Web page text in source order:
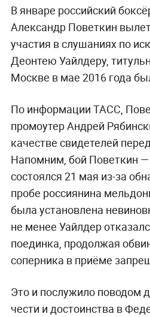
В январе российский
Александр Поветкин
участия в слушаниях по
Деонтею Уайлдеру,
Москве в мае 2016 года
По информации ТАСС,
промоутер Андрей
качестве свидетелей
Напомним, бой Поветкин —
состоялся 21 мая из-за
пробе россиянина
была установлена
не менее Уайлдер
поединка, продолжая
соперника в приёме
Это и послужило поводом
чести и достоинства в